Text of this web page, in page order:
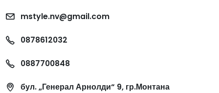
mstyle.nv@gmail.com
0878612032
0887700848
бул. „Генерал Арнолди“ 9, гр.Монтана